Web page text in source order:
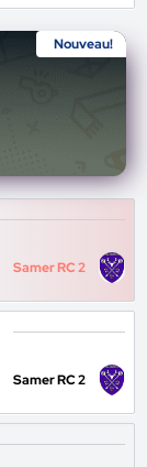
Nouveau!
Samer RC 2
Samer RC 2